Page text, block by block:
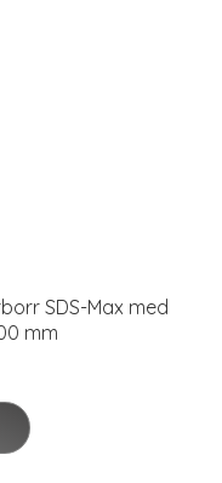
SDS-Max med
mm